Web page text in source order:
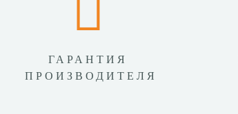
ГАРАНТИЯ
ПРОИЗВОДИТЕЛЯ